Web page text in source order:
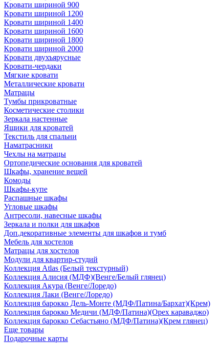
Кровати шириной 900
Кровати шириной 1200
Кровати шириной 1400
Кровати шириной 1600
Кровати шириной 1800
Кровати шириной 2000
Кровати двухъярусные
Кровати-чердаки
Мягкие кровати
Металлические кровати
Матрацы
Тумбы прикроватные
Косметические столики
Зеркала настенные
Ящики для кроватей
Текстиль для спальни
Наматрасники
Чехлы на матрацы
Ортопедические основания для кроватей
Шкафы, хранение вещей
Комоды
Шкафы-купе
Распашные шкафы
Угловые шкафы
Антресоли, навесные шкафы
Зеркала и полки для шкафов
Доп.декоративные элементы для шкафов и тумб
Мебель для хостелов
Матрацы для хостелов
Модули для квартир-студий
Коллекция Atlas (Белый текстурный)
Коллекция Алисия (МДФ)(Венге/Белый глянец)
Коллекция Акура (Венге/Лоредо)
Коллекция Лаки (Венге/Лоредо)
Коллекция барокко Дель-Монте (МДФ/Патина/Бархат)(Крем)
Коллекция барокко Медичи (МДФ/Патина)(Орех караваджо)
Коллекция барокко Себастьяно (МДФ/Патина)(Крем глянец)
Еще товары
Подарочные карты